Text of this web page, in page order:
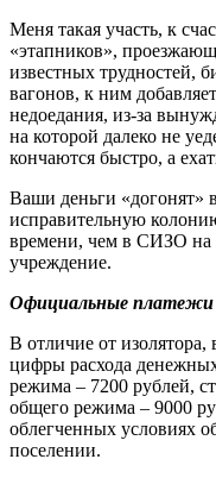
Меня такая участь, к
«этапников»,
известных трудностей,
вагонов, к ним
недоедания, из-за
на которой далеко не
кончаются быстро, а
Ваши деньги «догонят»
исправительную
времени, чем в СИЗО на
учреждение.
Официальные платежи
В отличие от
цифры расхода
режима – 7200 рублей,
общего режима – 9000
облегченных условиях
поселении.